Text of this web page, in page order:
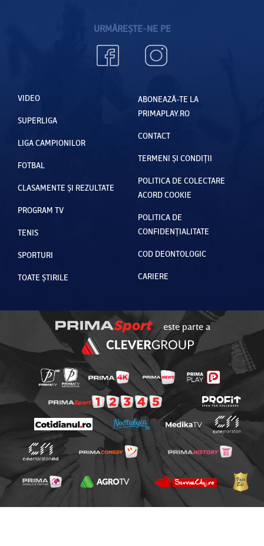
URMĂREȘTE-NE PE
VIDEO
SUPERLIGA
LIGA CAMPIONILOR
FOTBAL
CLASAMENTE ȘI REZULTATE
PROGRAM TV
TENIS
SPORTURI
TOATE ȘTIRILE
ABONEAZĂ-TE LA
PRIMAPLAY.RO
CONTACT
TERMENI ȘI CONDIȚII
POLITICA DE COLECTARE
ACORD COOKIE
POLITICA DE
CONFIDENȚIALITATE
COD DEONTOLOGIC
CARIERE
este parte a